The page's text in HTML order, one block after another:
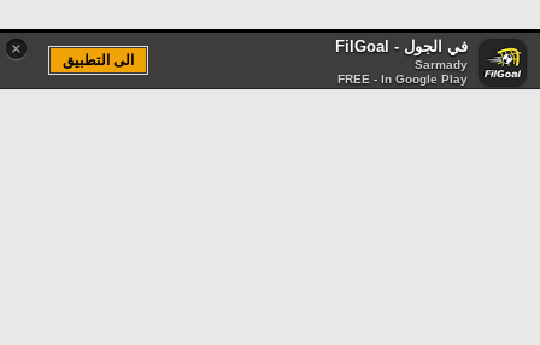
× في الجول - FilGoal
Sarmady
FREE - In Google Play
الى التطبيق